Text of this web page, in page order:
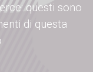
questi sono
di questa